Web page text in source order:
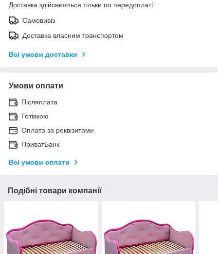
Доставка здійснюється тільки по передоплаті.
Самовивіз
Доставка власним транспортом
Всі умови доставки
Умови оплати
Післяплата
Готівкою
Оплата за реквізитами
ПриватБанк
Всі умови оплати
Подібні товари компанії